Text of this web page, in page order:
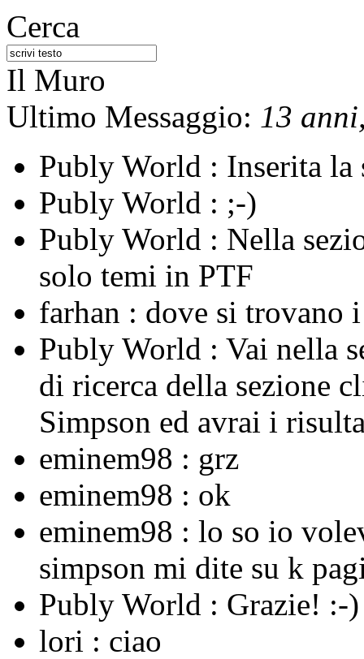
Cerca
Il Muro
Ultimo Messaggio: 13
Publy World : Inserita
Publy World : ;-)
Publy World : Nella
solo temi in PTF
farhan : dove si trovano
Publy World : Vai nella
di ricerca della sezione
Simpson ed avrai i
eminem98 : grz
eminem98 : ok
eminem98 : lo so io
simpson mi dite su k
Publy World : Grazie! :-)
lori : ciao